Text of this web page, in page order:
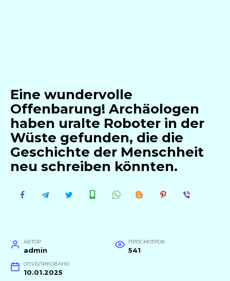
Eine wundervolle
Offenbarung! Archäologen
haben uralte Roboter in der
Wüste gefunden, die die
Geschichte der Menschheit
neu schreiben könnten.
АВТОР
admin
ПРОСМОТРОВ
541
ОПУБЛИКОВАНО
10.01.2025